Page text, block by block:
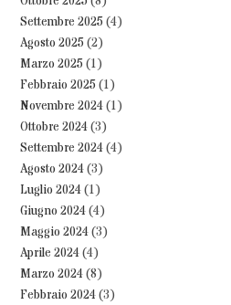
Settembre 2025(4)
Agosto 2025(2)
Marzo 2025(1)
Febbraio 2025(1)
Novembre 2024(1)
Ottobre 2024(3)
Settembre 2024(4)
Agosto 2024(3)
Luglio 2024(1)
Giugno 2024(4)
Maggio 2024(3)
Aprile 2024(4)
Marzo 2024(8)
Febbraio 2024(3)